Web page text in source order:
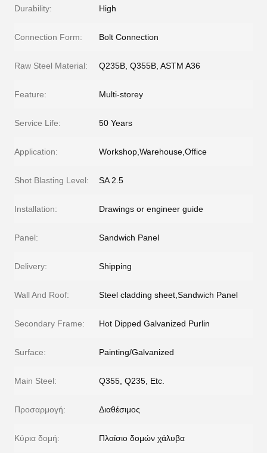
Durability: High
Connection Form: Bolt Connection
Raw Steel Material: Q235B, Q355B, ASTM A36
Feature: Multi-storey
Service Life: 50 Years
Application: Workshop,Warehouse,Office
Shot Blasting Level: SA 2.5
Installation: Drawings or engineer guide
Panel: Sandwich Panel
Delivery: Shipping
Wall And Roof: Steel cladding sheet,Sandwich Panel
Secondary Frame: Hot Dipped Galvanized Purlin
Surface: Painting/Galvanized
Main Steel: Q355, Q235, Etc.
Προσαρμογή: Διαθέσιμος
Κύρια δομή: Πλαίσιο δομών χάλυβα